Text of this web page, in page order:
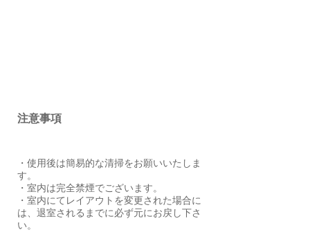
注意事項
・使用後は簡易的な清掃をお願いいたしま
す。
・室内は完全禁煙でございます。
・室内にてレイアウトを変更された場合に
は、退室されるまでに必ず元にお戻し下さ
い。